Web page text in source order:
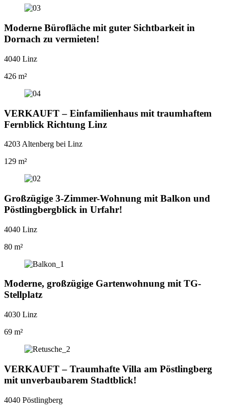
Moderne Bürofläche mit guter Sichtbarkeit in
Dornach zu vermieten!
4040 Linz
426 m²
VERKAUFT – Einfamilienhaus mit traumhaftem
Fernblick Richtung Linz
4203 Altenberg bei Linz
129 m²
Großzügige 3-Zimmer-Wohnung mit Balkon und
Pöstlingbergblick in Urfahr!
4040 Linz
80 m²
Moderne, großzügige Gartenwohnung mit TG-
Stellplatz
4030 Linz
69 m²
VERKAUFT – Traumhafte Villa am Pöstlingberg
mit unverbaubarem Stadtblick!
4040 Pöstlingberg